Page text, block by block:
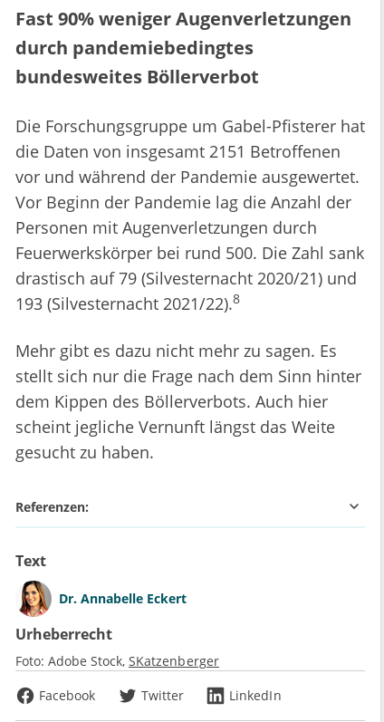
Fast 90% weniger Augenverletzungen
durch pandemiebedingtes
bundesweites Böllerverbot
Die Forschungsgruppe um Gabel-Pfisterer hat
die Daten von insgesamt 2151 Betroffenen
vor und während der Pandemie ausgewertet.
Vor Beginn der Pandemie lag die Anzahl der
Personen mit Augenverletzungen durch
Feuerwerkskörper bei rund 500. Die Zahl sank
drastisch auf 79 (Silvesternacht 2020/21) und
193 (Silvesternacht 2021/22).8
Mehr gibt es dazu nicht mehr zu sagen. Es
stellt sich nur die Frage nach dem Sinn hinter
dem Kippen des Böllerverbots. Auch hier
scheint jegliche Vernunft längst das Weite
gesucht zu haben.
Referenzen:
Text
Dr. Annabelle Eckert
Urheberrecht
Foto: Adobe Stock SKatzenberger
Facebook
Twitter LinkedIn